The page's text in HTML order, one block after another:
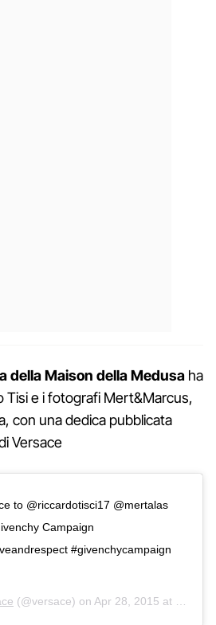
della Maison della Medusa ha
Tisi e i fotografi Mert&Marcus,
con una dedica pubblicata
Versace
to @riccardotisci17 @mertalas
Campaign
#givenchycampaign
(@versace) on Apr 28, 2015 at 7:59am PDT